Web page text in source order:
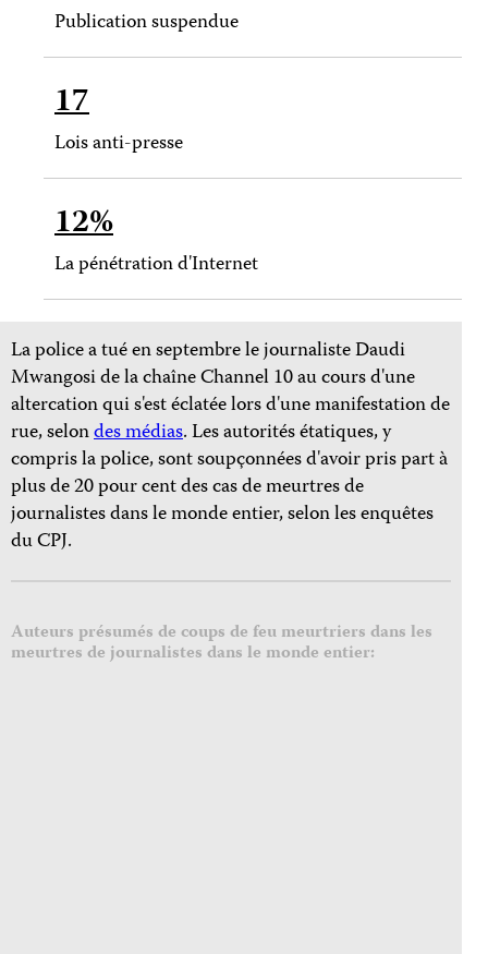
Publication suspendue
17
Lois anti-presse
12%
La pénétration d'Internet
La police a tué en septembre le journaliste Daudi
Mwangosi de la chaîne Channel 10 au cours d'une
altercation qui s'est éclatée lors d'une manifestation de
rue, selondes médias. Les autorités étatiques, y
compris la police, sont soupçonnées d'avoir pris part à
plus de 20 pour cent des cas de meurtres de
journalistes dans le monde entier, selon les enquêtes
du CPJ.
Auteurs présumés de coups de feu meurtriers dans les
meurtres de journalistes dans le monde entier: